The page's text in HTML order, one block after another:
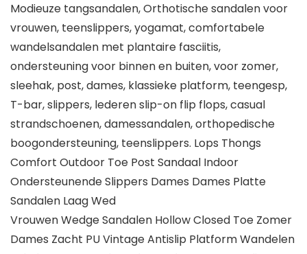
Modieuze tangsandalen, Orthotische sandalen voor
vrouwen, teenslippers, yogamat, comfortabele
wandelsandalen met plantaire fasciitis,
ondersteuning voor binnen en buiten, voor zomer,
sleehak, post, dames, klassieke platform, teengesp,
T-bar, slippers, lederen slip-on flip flops, casual
strandschoenen, damessandalen, orthopedische
boogondersteuning, teenslippers. Lops Thongs
Comfort Outdoor Toe Post Sandaal Indoor
Ondersteunende Slippers Dames Dames Platte
Sandalen Laag Wed
Vrouwen Wedge Sandalen Hollow Closed Toe Zomer
Dames Zacht PU Vintage Antislip Platform Wandelen